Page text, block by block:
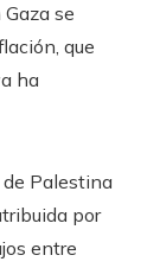
se
que
ha
Palestina
por
entre